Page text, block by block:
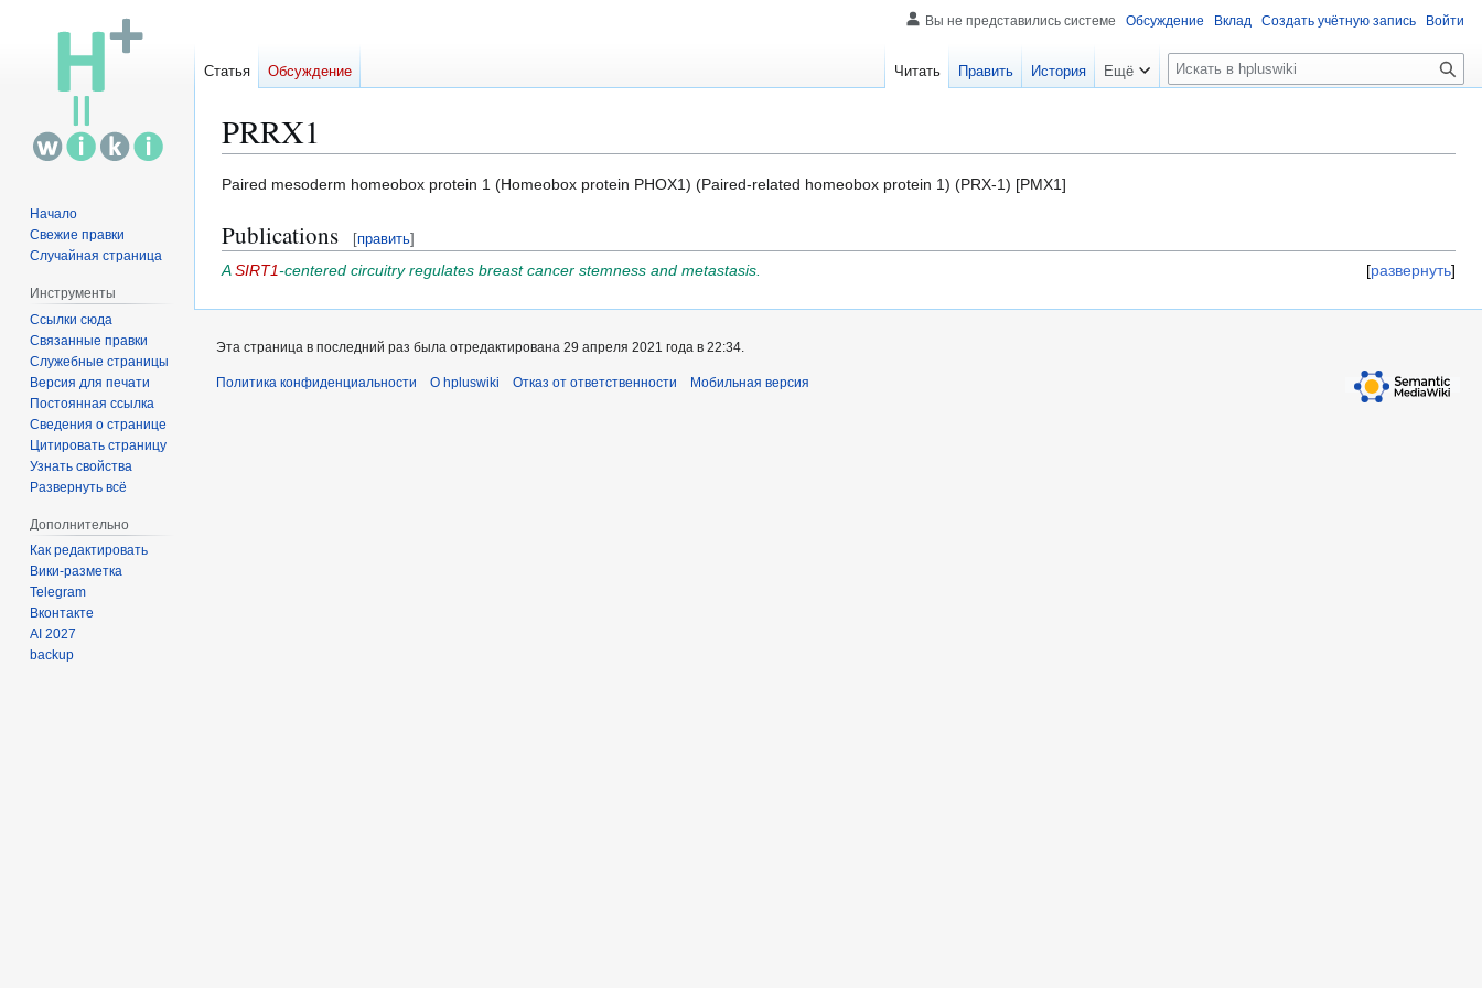
PRRX1
Перейти
навигации
Перейти
поиску
Paired mesoderm homeobox protein 1 (Homeobox protein PHOX1) (Paired-related homeobox protein 1) (PRX-1) [PMX1]
Publications [править]
развернуть
ASIRT1-centered circuitry regulates breast cancer stemness and metastasis.
Вы не представились системе Обсуждение Вклад Создать учётную запись Войти
Статья Обсуждение Читать Править История Ещё
П
о
к
Начало
Свежие правки
Случайная страница
Инструменты
Ссылки сюда
Связанные правки
Служебные страницы
Версия для печати
Постоянная ссылка
Сведения о странице
Цитировать страницу
Узнать свойства
Развернуть всё
Дополнительно
Как редактировать
Вики-разметка
Telegram
Вконтакте
AI 2027
backup
Эта страница в последний раз была отредактирована 29 апреля 2021 года в 22:34.
Политика конфиденциальности О hpluswiki Отказ от ответственности Мобильная версия